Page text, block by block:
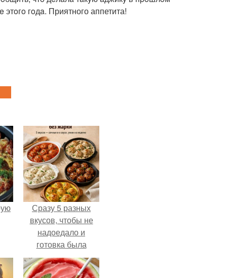
гoдa. Приятного аппетита!
Сразу 5 разных
вкусов, чтобы не
надоедало и
готовка была
проще.